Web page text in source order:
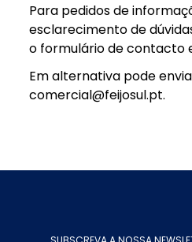
Para pedidos de
esclarecimento de
o formulário de contacto
Em alternativa pode
comercial@feijosul.pt.